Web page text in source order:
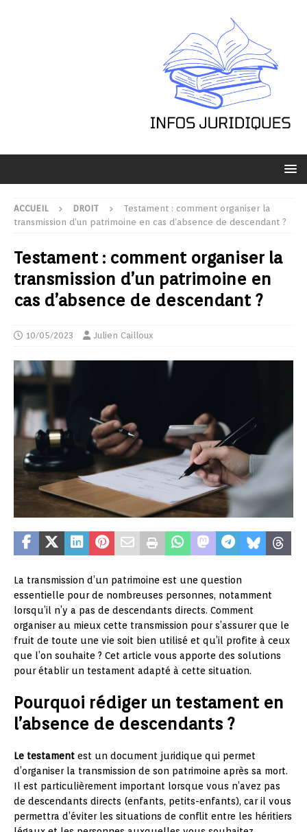
ACCUEIL DROIT
Testament : comment organiser la
transmission d’un patrimoine en cas d’absence de descendant ?
Testament : comment organiser la
transmission d’un patrimoine en
cas d’absence de descendant ?
10/05/2023 Julien Cailloux
La transmission d’un patrimoine est une question
essentielle pour de nombreuses personnes, notamment
lorsqu’il n’y a pas de descendants directs. Comment
organiser au mieux cette transmission pour s’assurer que le
fruit de toute une vie soit bien utilisé et qu’il profite à ceux
que l’on souhaite ? Cet article vous apporte des solutions
pour établir un testament adapté à cette situation.
Pourquoi rédiger un testament en
l’absence de descendants ?
Le testament est un document juridique qui permet
d’organiser la transmission de son patrimoine après sa mort.
Il est particulièrement important lorsque vous n’avez pas
de descendants directs (enfants, petits-enfants), car il vous
permettra d’éviter les situations de conflit entre les héritiers